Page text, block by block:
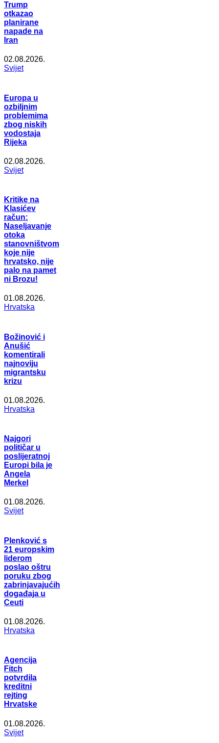
Trump
otkazao
planirane
napade na
Iran
02.08.2026.
Svijet
Europa u
ozbiljnim
problemima
zbog niskih
vodostaja
Rijeka
02.08.2026.
Svijet
Kritike na
Klasićev
račun:
Naseljavanje
otoka
stanovništvom
koje nije
hrvatsko, nije
palo na pamet
ni Brozu!
01.08.2026.
Hrvatska
Božinović i
Anušić
komentirali
najnoviju
migrantsku
krizu
01.08.2026.
Hrvatska
Najgori
političar u
poslijeratnoj
Europi bila je
Angela
Merkel
01.08.2026.
Svijet
Plenković s
21 europskim
liderom
poslao oštru
poruku zbog
zabrinjavajućih
događaja u
Ceuti
01.08.2026.
Hrvatska
Agencija
Fitch
potvrdila
kreditni
rejting
Hrvatske
01.08.2026.
Svijet